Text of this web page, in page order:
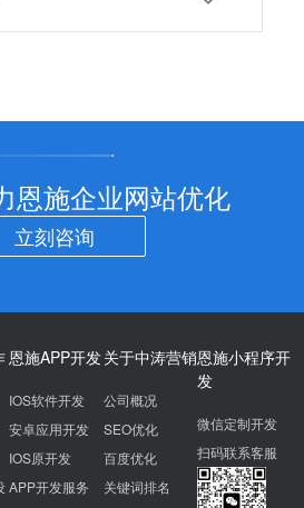
恩施企业网站优化
立刻咨询
恩施APP开发
IOS软件开发
安卓应用开发
IOS原开发
APP开发服务
关于中涛营销
公司概况
SEO优化
百度优化
关键词排名
恩施小程序开
发
微信定制开发
扫码联系客服